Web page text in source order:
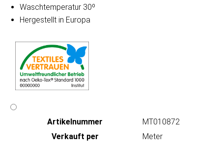
Waschtemperatur 30º
Hergestellt in Europa
Artikeln‌ummer
MT010872
Verkauft per
Meter